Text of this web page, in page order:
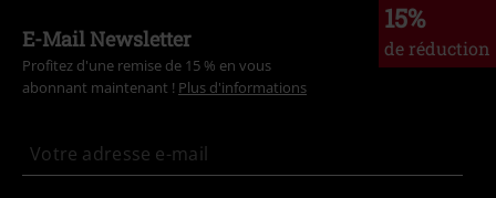
15%
de réduction
E-Mail Newsletter
Profitez d'une remise de 15 % en vous
abonnant maintenant ! Plus d'informations